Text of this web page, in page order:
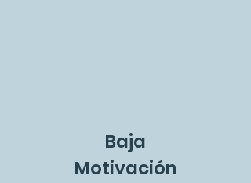
Baja
Motivación